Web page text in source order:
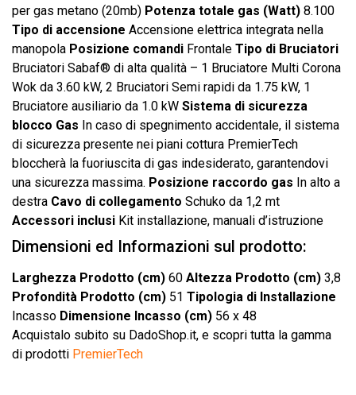
per gas metano (20mb) Potenza totale gas (Watt) 8.100
Tipo di accensione Accensione elettrica integrata nella
manopola Posizione comandi Frontale Tipo di Bruciatori
Bruciatori Sabaf® di alta qualità – 1 Bruciatore Multi Corona
Wok da 3.60 kW, 2 Bruciatori Semi rapidi da 1.75 kW, 1
Bruciatore ausiliario da 1.0 kW Sistema di sicurezza
blocco Gas In caso di spegnimento accidentale, il sistema
di sicurezza presente nei piani cottura PremierTech
bloccherà la fuoriuscita di gas indesiderato, garantendovi
una sicurezza massima. Posizione raccordo gas In alto a
destra Cavo di collegamento Schuko da 1,2 mt
Accessori inclusi Kit installazione, manuali d’istruzione
Dimensioni ed Informazioni sul prodotto:
Larghezza Prodotto (cm) 60 Altezza Prodotto (cm) 3,8
Profondità Prodotto (cm) 51 Tipologia di Installazione
Incasso Dimensione Incasso (cm) 56 x 48
Acquistalo subito su DadoShop.it, e scopri tutta la gamma
di prodotti PremierTech